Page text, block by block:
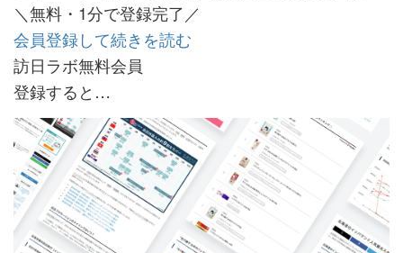
＼無料・1分で登録完了／
会員登録して続きを読む
訪日ラボ無料会員
登録すると…